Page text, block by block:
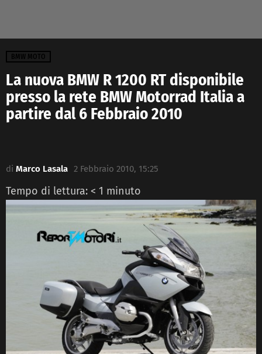
BMW MOTO
La nuova BMW R 1200 RT disponibile
presso la rete BMW Motorrad Italia a
partire dal 6 Febbraio 2010
di Marco Lasala 2 Febbraio 2010, 15:25
Tempo di lettura: < 1 minuto